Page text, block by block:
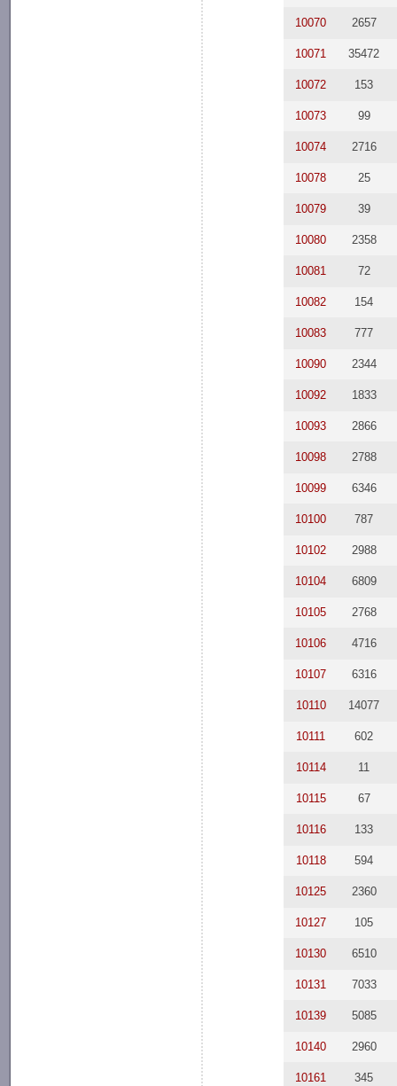
10070 2657
10071 35472
10072 153
10073 99
10074 2716
10078 25
10079 39
10080 2358
10081 72
10082 154
10083 777
10090 2344
10092 1833
10093 2866
10098 2788
10099 6346
10100 787
10102 2988
10104 6809
10105 2768
10106 4716
10107 6316
10110 14077
10111 602
10114 11
10115 67
10116 133
10118 594
10125 2360
10127 105
10130 6510
10131 7033
10139 5085
10140 2960
10161 345